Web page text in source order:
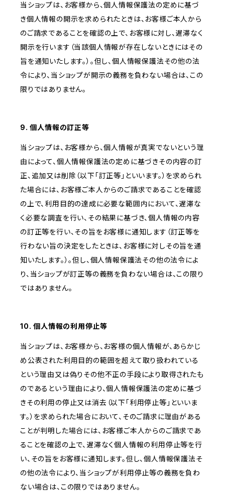
当ショップは、お客様から、個人情報保護法の定めに基づ
き個人情報の開示を求められたときは、お客様ご本人から
のご請求であることを確認の上で、お客様に対し、遅滞なく
開示を行います（当該個人情報が存在しないときにはその
旨を通知いたします。）。但し、個人情報保護法その他の法
令により、当ショップが開示の義務を負わない場合は、この
限りではありません。
9. 個人情報の訂正等
当ショップは、お客様から、個人情報が真実でないという理
由によって、個人情報保護法の定めに基づきその内容の訂
正、追加又は削除（以下「訂正等」といいます。）を求められ
た場合には、お客様ご本人からのご請求であることを確認
の上で、利用目的の達成に必要な範囲内において、遅滞な
く必要な調査を行い、その結果に基づき、個人情報の内容
の訂正等を行い、その旨をお客様に通知します（訂正等を
行わない旨の決定をしたときは、お客様に対しその旨を通
知いたします。）。但し、個人情報保護法その他の法令によ
り、当ショップが訂正等の義務を負わない場合は、この限り
ではありません。
10. 個人情報の利用停止等
当ショップは、お客様から、お客様の個人情報が、あらかじ
め公表された利用目的の範囲を超えて取り扱われている
という理由又は偽りその他不正の手段により取得されたも
のであるという理由により、個人情報保護法の定めに基づ
きその利用の停止又は消去（以下「利用停止等」といいま
す。）を求められた場合において、そのご請求に理由がある
ことが判明した場合には、お客様ご本人からのご請求であ
ることを確認の上で、遅滞なく個人情報の利用停止等を行
い、その旨をお客様に通知します。但し、個人情報保護法そ
の他の法令により、当ショップが利用停止等の義務を負わ
ない場合は、この限りではありません。